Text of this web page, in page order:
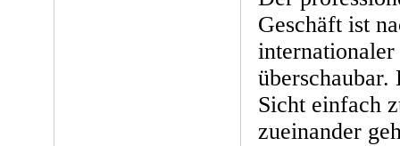
Geschäft ist
Sicht einfach
zueinander